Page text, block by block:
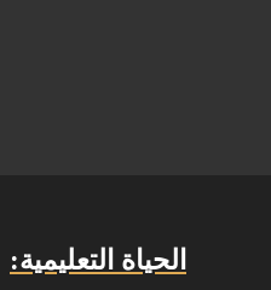
الحياة التعليمية: